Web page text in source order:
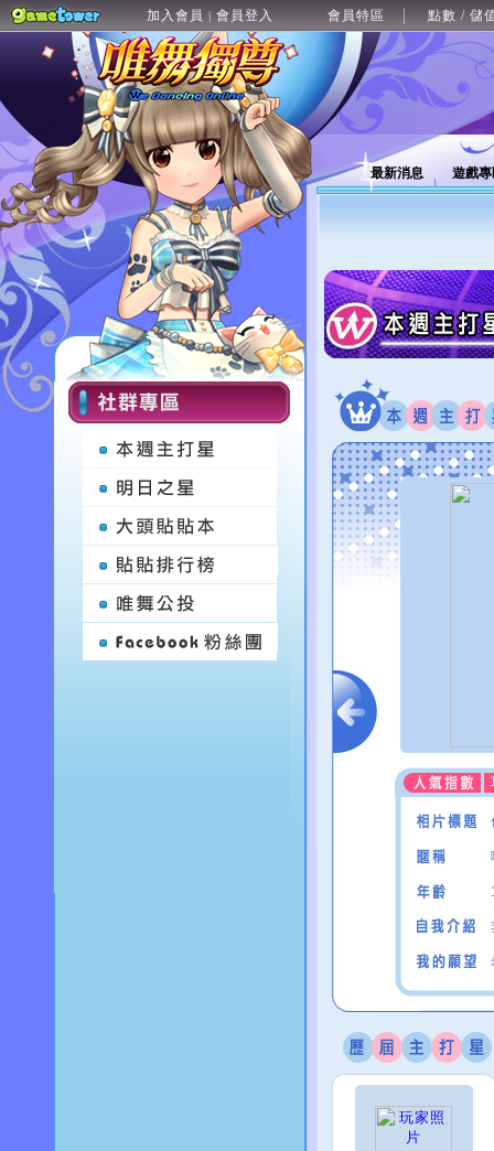
加入會員 | 會員登入 會員特區 點數 / 儲
最新消息 遊戲